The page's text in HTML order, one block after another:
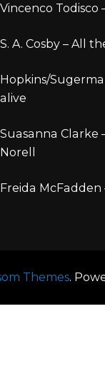
Vincenco Todisco
S. A. Cosby – All
Hopkins/
alive
Suasanna Clarke
Norell
Freida McFadden
Themes.